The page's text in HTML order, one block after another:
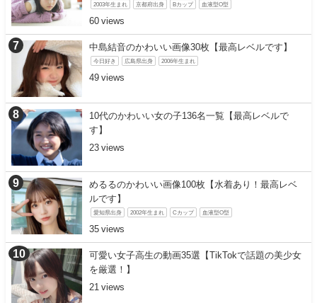
2003年生まれ 京都府出身 Bカップ 血液型O型
60
中島結音のかわいい画像30枚【最高レベルです】
今日好き 広島県出身 2006年生まれ
49
10代のかわいい女の子136名一覧【最高レベルで
す】
23
めるるのかわいい画像100枚【水着あり！最高レベ
ルです】
愛知県出身 2002年生まれ Cカップ 血液型O型
35
可愛い女子高生の動画35選【TikTokで話題の美少女
を厳選！】
21